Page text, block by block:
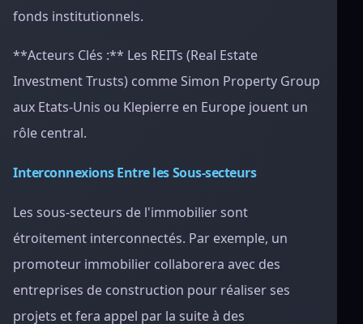
fonds institutionnels.
**Acteurs Clés :** Les REITs (Real Estate
Investment Trusts) comme Simon Property Group
aux Etats-Unis ou Klepierre en Europe jouent un
rôle central.
Interconnexions Entre les Sous-secteurs
Les sous-secteurs de l'immobilier sont
étroitement interconnectés. Par exemple, un
promoteur immobilier collaborera avec des
entreprises de construction pour réaliser ses
projets et fera appel par la suite à des